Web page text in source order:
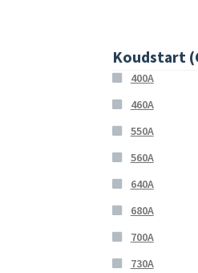
Koudstart
400A
460A
550A
560A
640A
680A
700A
730A